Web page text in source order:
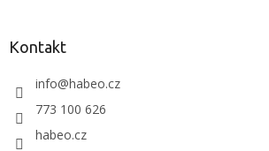
Kontakt
info@habeo.cz
773 100 626
habeo.cz